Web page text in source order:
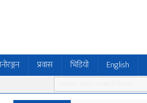
प्रवास भिडियो English